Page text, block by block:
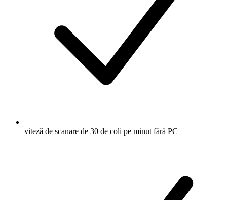
viteză de scanare de 30 de coli pe minut fără PC